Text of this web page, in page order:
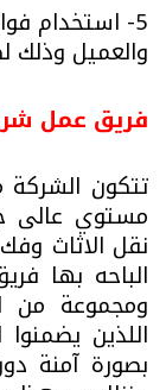
5- استخدام
والعميل وذلك
فريق عمل
تتكون
مستوي عالى
نقل الاثاث
الباحه بها
ومجموعة من
اللذين
بصورة آمنة